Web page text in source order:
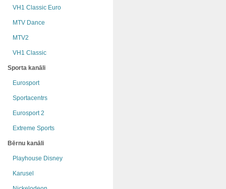
VH1 Classic Euro
MTV Dance
MTV2
VH1 Classic
Sporta kanāli
Eurosport
Sportacentrs
Eurosport 2
Extreme Sports
Bērnu kanāli
Playhouse Disney
Karusel